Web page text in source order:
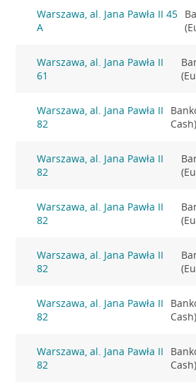
Warszawa, al. Jana Pawła II 45
A
Warszawa, al. Jana Pawła II
61
Warszawa, al. Jana Pawła II
82
Cash)
Warszawa, al. Jana Pawła II
82
Warszawa, al. Jana Pawła II
82
Warszawa, al. Jana Pawła II
82
Warszawa, al. Jana Pawła II
82
Cash)
Warszawa, al. Jana Pawła II
82
Cash)